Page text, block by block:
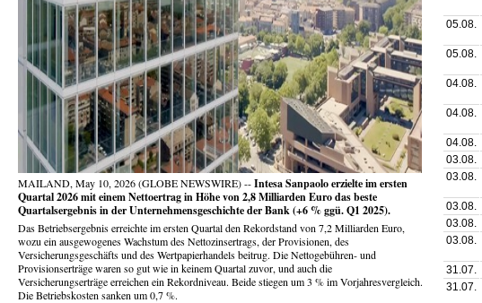
MAILAND, May 10, 2026 (GLOBE NEWSWIRE) --Intesa Sanpaolo erzielte im ersten
Quartal 2026 mit einem Nettoertrag in Höhe von 2,8 Milliarden Euro das beste
Quartalsergebnis in der Unternehmensgeschichte der Bank (+6 % ggü. Q1 2025).
Das Betriebsergebnis erreichte im ersten Quartal den Rekordstand von 7,2 Milliarden Euro,
wozu ein ausgewogenes Wachstum des Nettozinsertrags, der Provisionen, des
Versicherungsgeschäfts und des Wertpapierhandels beitrug. Die Nettogebühren- und
Provisionserträge waren so gut wie in keinem Quartal zuvor, und auch die
Versicherungserträge erreichen ein Rekordniveau. Beide stiegen um 3 % im Vorjahresvergleich.
Die Betriebskosten sanken um 0,7 %.
05.08.
05.08.
04.08.
04.08.
04.08.
03.08.
03.08.
03.08.
03.08.
03.08.
31.07.
31.07.